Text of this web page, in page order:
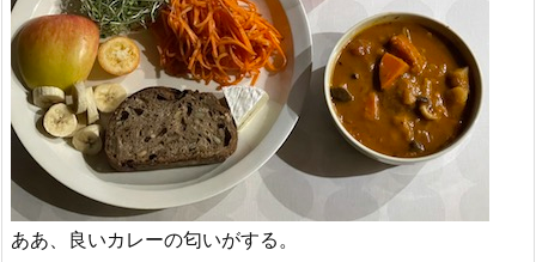
ああ、良いカレーの匂いがする。